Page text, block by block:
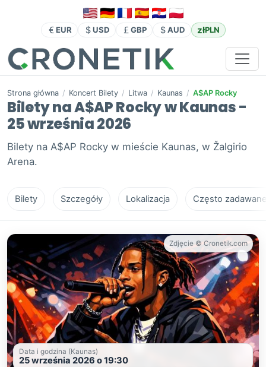
EUR USD GBP AUD złPLN
Strona główna / Koncert Bilety / Litwa / Kaunas / A$AP Rocky
Bilety na A$AP Rocky w Kaunas -
25 września 2026
Bilety na A$AP Rocky w mieście Kaunas, w Žalgirio
Arena.
Bilety Szczegóły Lokalizacja Często
Zdjęcie © Cronetik.com
Data i godzina (Kaunas)
25 września 2026 o 19:30